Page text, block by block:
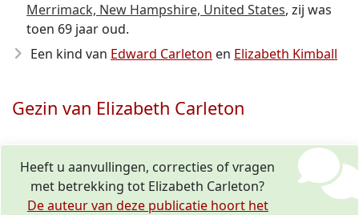
Merrimack, New Hampshire, United States, zij was
toen 69 jaar oud.
Een kind van Edward Carleton en Elizabeth Kimball
Gezin van Elizabeth Carleton
Heeft u aanvullingen, correcties of vragen
met betrekking tot Elizabeth Carleton?
De auteur van deze publicatie hoort het